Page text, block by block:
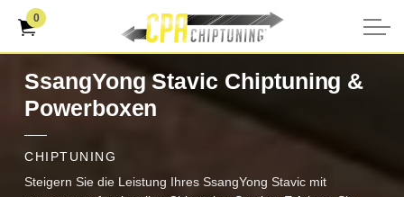
0
SsangYong Stavic Chiptuning &
Powerboxen
CHIPTUNING
Steigern Sie die Leistung Ihres SsangYong Stavic mit